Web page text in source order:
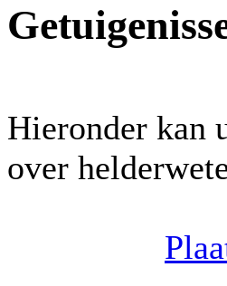
Hieronder kan
over